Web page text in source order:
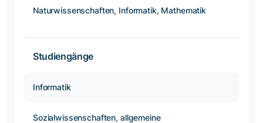
Naturwissenschaften, Informatik, Mathematik
Studiengänge
Informatik
Sozialwissenschaften, allgemeine